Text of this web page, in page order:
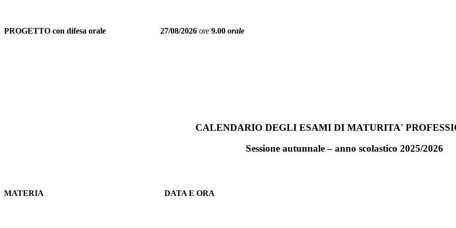
PROGETTO con difesa orale 27/08/2026 ore 9.00 orale
CALENDARIO DEGLI ESAMI DI MATURITA'
Sessione autunnale – anno scolastico 2025/2026
MATERIA DATA E ORA